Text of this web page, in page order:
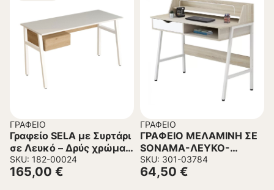
ΓΡΑΦΕΊΟ
Γραφείο SELA με Συρτάρι
σε Λευκό – Δρύς χρώμα
140x60x75εκ.
SKU: 182-00024
165,00 €
ΓΡΑΦΕΊΟ
ΓΡΑΦΕΙΟ ΜΕΛΑΜΙΝΗ ΣΕ
SONAMA-ΛΕΥΚΟ-
ΛΕΥΚΟΣ ΜΕΤΑΛΛΙΚΟΣ
ΣΚΕΛΕΤΟΣ
SKU: 301-03784
64,50 €